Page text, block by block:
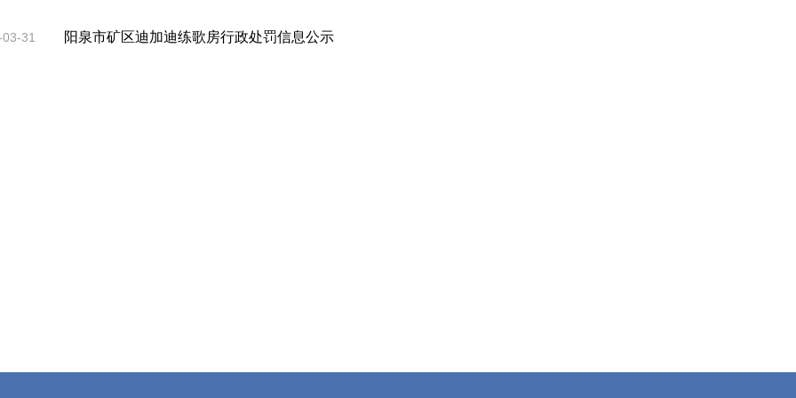
31 阳泉市矿区迪加迪练歌房行政处罚信息公示